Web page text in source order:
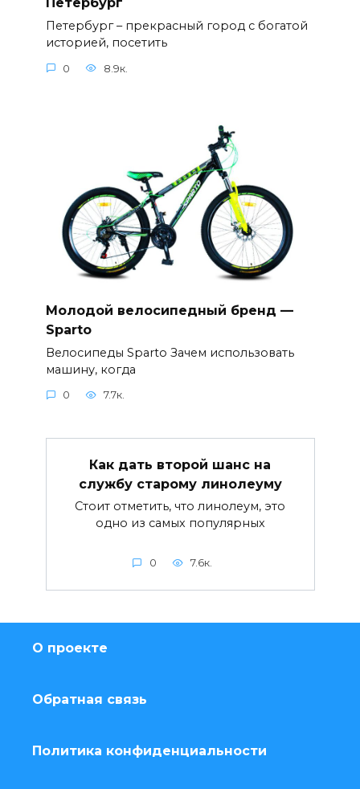
Петербург – прекрасный город с богатой
историей, посетить
0 8.9к.
Молодой велосипедный бренд —
Sparto
Велосипеды Sparto Зачем использовать
машину, когда
0 7.7к.
Как дать второй шанс на
службу старому линолеуму
Стоит отметить, что линолеум, это
одно из самых популярных
0 7.6к.
О проекте
Обратная связь
Политика конфиденциальности